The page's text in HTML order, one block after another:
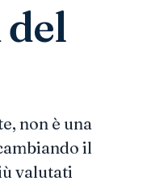
non è una
il
valutati